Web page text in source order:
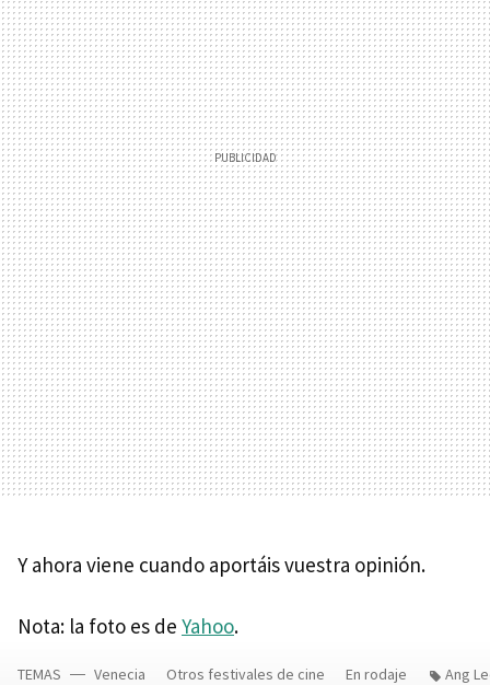
Y ahora viene cuando aportáis vuestra opinión.
Nota: la foto es de Yahoo.
TEMAS Venecia Otros festivales de cine En rodaje Ang